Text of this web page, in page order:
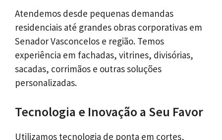
Atendemos desde pequenas demandas
residenciais até grandes obras corporativas em
Senador Vasconcelos e região. Temos
experiência em fachadas, vitrines, divisórias,
sacadas, corrimãos e outras soluções
personalizadas.
Tecnologia e Inovação a Seu Favor
Utilizamos tecnologia de ponta em cortes,